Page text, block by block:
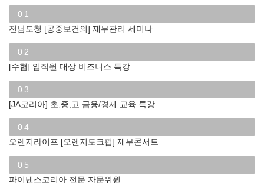
01
전남도청 [공중보건의] 재무관리 세미나
02
[수협] 임직원 대상 비즈니스 특강
03
[JA코리아] 초,중,고 금융/경제 교육 특강
04
오렌지라이프 [오렌지토크펍] 재무콘서트
05
파이낸스코리아 전문 자문위원